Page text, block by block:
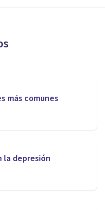
más comunes
la depresión
en adultos:
y tratamiento